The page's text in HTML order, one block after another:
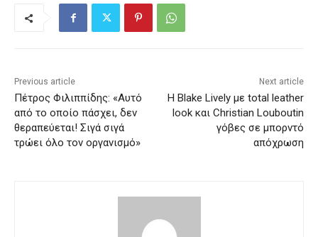
Previous article
Πέτρος Φιλιππίδης: «Αυτό
από το οποίο πάσχει, δεν
θεραπεύεται! Σιγά σιγά
τρώει όλο τον οργανισμό»
Next article
H Blake Lively με total leather
look και Christian Louboutin
γόβες σε μπορντό
απόχρωση